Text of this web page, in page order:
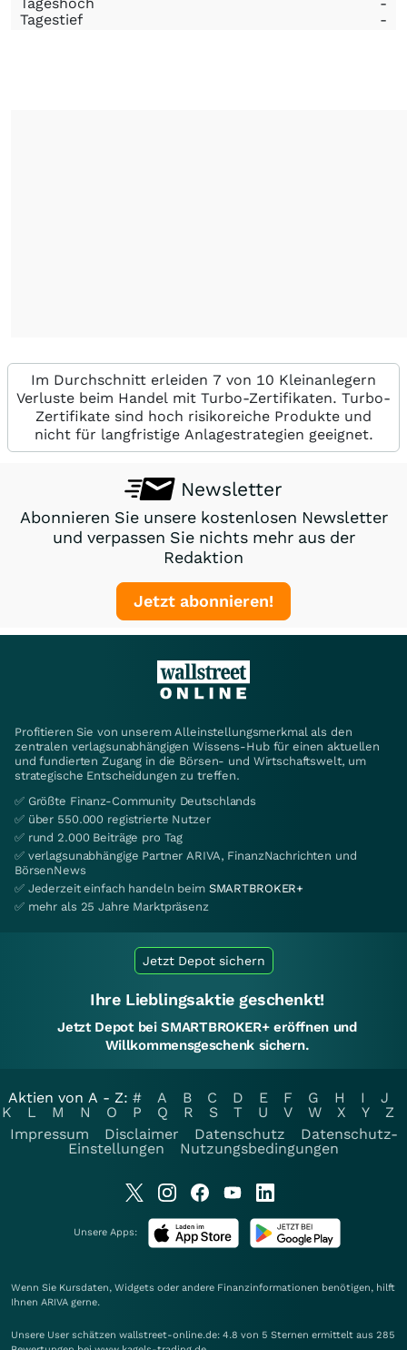
Tagestief
-
Im Durchschnitt erleiden 7 von 10 Kleinanlegern
Verluste beim Handel mit Turbo-Zertifikaten. Turbo-
Zertifikate sind hoch risikoreiche Produkte und
nicht für langfristige Anlagestrategien geeignet.
Newsletter
Abonnieren Sie unsere kostenlosen Newsletter
und verpassen Sie nichts mehr aus der
Redaktion
Jetzt abonnieren!
Profitieren Sie von unserem Alleinstellungsmerkmal als den
zentralen verlagsunabhängigen Wissens-Hub für einen aktuellen
und fundierten Zugang in die Börsen- und Wirtschaftswelt, um
strategische Entscheidungen zu treffen.
✅ Größte Finanz-Community Deutschlands
✅ über 550.000 registrierte Nutzer
✅ rund 2.000 Beiträge pro Tag
✅ verlagsunabhängige Partner ARIVA, FinanzNachrichten und
BörsenNews
✅ Jederzeit einfach handeln beim SMARTBROKER+
✅ mehr als 25 Jahre Marktpräsenz
Jetzt Depot sichern
Ihre Lieblingsaktie geschenkt!
Jetzt Depot bei SMARTBROKER+ eröffnen und
Willkommensgeschenk sichern.
Aktien von A - Z: # A B C D E F G H I
J
K
L M N O P Q R S T U V W X Y
Z
Impressum
Disclaimer Datenschutz
Datenschutz-
Einstellungen
Nutzungsbedingungen
Unsere Apps:
Wenn Sie Kursdaten, Widgets oder andere Finanzinformationen benötigen, hilft
Ihnen ARIVA gerne.
Unsere User schätzen wallstreet-online.de: 4.8 von 5 Sternen ermittelt aus 285